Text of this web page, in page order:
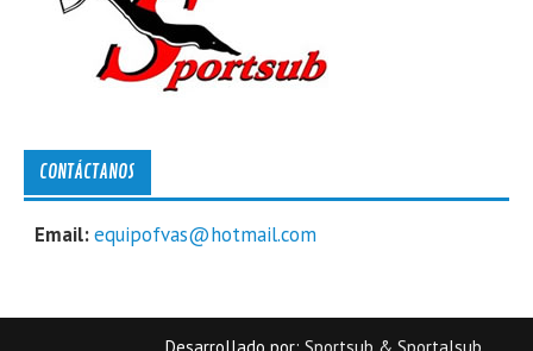
CONTÁCTANOS
Email:equipofvas@hotmail.com